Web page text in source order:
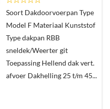
In
Soort Dakdoorvoerpan Type
Model F Materiaal Kunststof
Type dakpan RBB
sneldek/Weerter git
Toepassing Hellend dak vert.
afvoer Dakhelling 25 t/m 45...